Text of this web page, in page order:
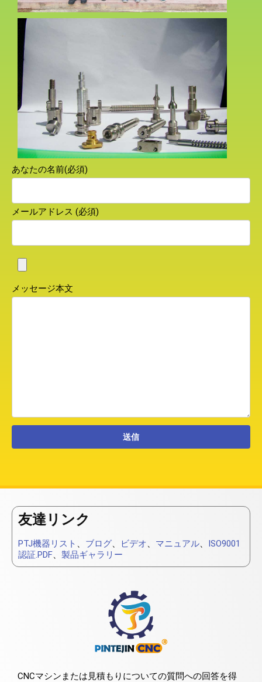
あなたの名前(必須)
メールアドレス (必須)
メッセージ本文
友達リンク
PTJ機器リスト 、 ブログ、 ビデオ、 マニュアル、 ISO9001
認証.PDF、 製品ギャラリー
CNCマシンまたは見積もりについての質問への回答を得